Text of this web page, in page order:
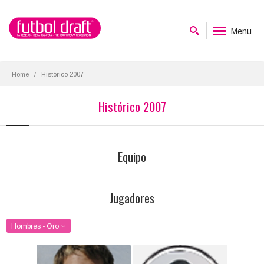
Menu
Home Histórico 2007
Histórico 2007
Equipo
Jugadores
Hombres - Oro
Roberto Jimenez Miguel Torres